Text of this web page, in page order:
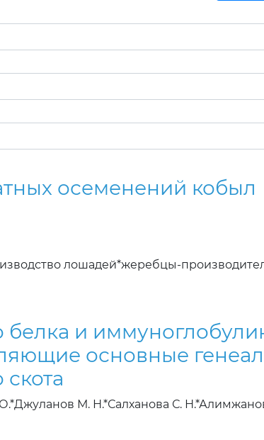
осеменений кобыл
лошадей*жеребцы-
и
основные
М. Н.*Салханова С.